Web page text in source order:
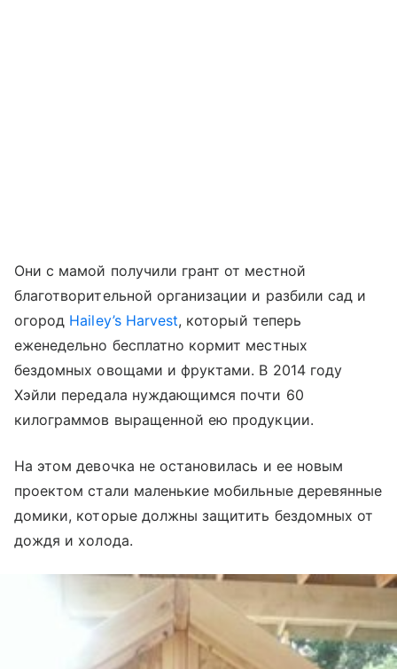
Они с мамой получили грант от местной
благотворительной организации и разбили сад и
огород Hailey’s Harvest, который теперь
еженедельно бесплатно кормит местных
бездомных овощами и фруктами. В 2014 году
Хэйли передала нуждающимся почти 60
килограммов выращенной ею продукции.
На этом девочка не остановилась и ее новым
проектом стали маленькие мобильные деревянные
домики, которые должны защитить бездомных от
дождя и холода.